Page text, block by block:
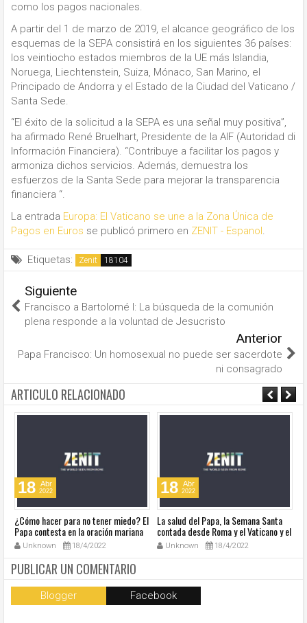
como los pagos nacionales.
A partir del 1 de marzo de 2019, el alcance geográfico de los
esquemas de la SEPA consistirá en los siguientes 36 países:
los veintiocho estados miembros de la UE más Islandia,
Noruega, Liechtenstein, Suiza, Mónaco, San Marino, el
Principado de Andorra y el Estado de la Ciudad del Vaticano /
Santa Sede.
“El éxito de la solicitud a la SEPA es una señal muy positiva”,
ha afirmado René Bruelhart, Presidente de la AIF (Autoridad di
Información Financiera). “Contribuye a facilitar los pagos y
armoniza dichos servicios. Además, demuestra los
esfuerzos de la Santa Sede para mejorar la transparencia
financiera “.
La entrada Europa: El Vaticano se une a la Zona Única de
Pagos en Euros se publicó primero en ZENIT - Espanol
Etiquetas: Zenit
Siguiente
Francisco a Bartolomé I: La búsqueda de la comunión
plena responde a la voluntad de Jesucristo
Anterior
Papa Francisco: Un homosexual no puede ser sacerdote
ni consagrado
ARTICULO RELACIONADO
18 Abr
2022
¿Cómo hacer para no tener miedo? El
Papa contesta en la oración mariana
de este lunes en la Plaza de San
Pedro
Unknown 18/4/2022
18 Abr
2022
La salud del Papa, la Semana Santa
contada desde Roma y el Vaticano y el
resumen de noticias en audio
Unknown 18/4/2022
PUBLICAR UN COMENTARIO
Blogger Facebook